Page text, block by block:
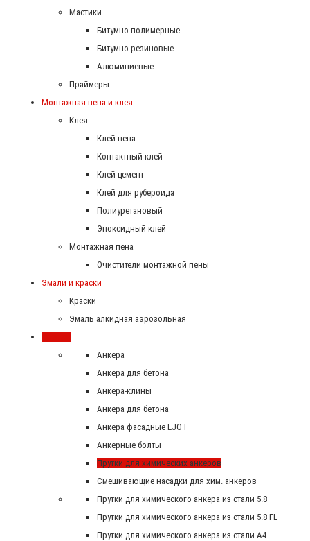
Мастики
Битумно полимерные
Битумно резиновые
Алюминиевые
Праймеры
Монтажная пена и клея
Клея
Клей-пена
Контактный клей
Клей-цемент
Клей для рубероида
Полиуретановый
Эпоксидный клей
Монтажная пена
Очистители монтажной пены
Эмали и краски
Краски
Эмаль алкидная аэрозольная
Анкера
Анкера для бетона
Анкера-клины
Анкера для бетона
Анкера фасадные EJOT
Анкерные болты
Прутки для химических анкеров
Смешивающие насадки для хим. анкеров
Прутки для химического анкера из стали 5.8
Прутки для химического анкера из стали 5.8 FL
Прутки для химического анкера из стали А4